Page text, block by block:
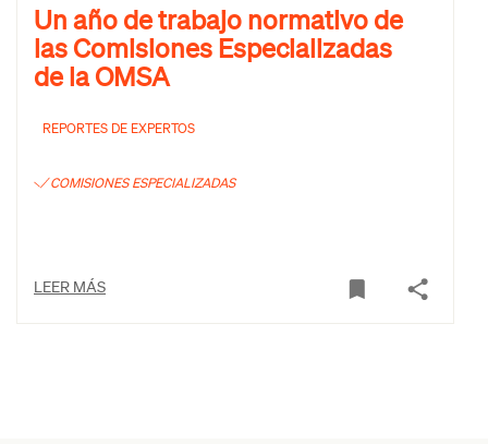
Un año de trabajo normativo de
las Comisiones Especializadas
de la OMSA
REPORTES DE EXPERTOS
COMISIONES ESPECIALIZADAS
LEER MÁS